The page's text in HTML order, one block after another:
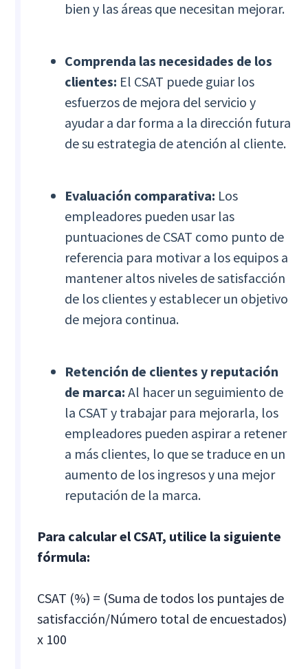
bien y las áreas que necesitan mejorar.
Comprenda las necesidades de los
clientes: El CSAT puede guiar los
esfuerzos de mejora del servicio y
ayudar a dar forma a la dirección futura
de su estrategia de atención al cliente.
Evaluación comparativa: Los
empleadores pueden usar las
puntuaciones de CSAT como punto de
referencia para motivar a los equipos a
mantener altos niveles de satisfacción
de los clientes y establecer un objetivo
de mejora continua.
Retención de clientes y reputación
de marca:Al hacer un seguimiento de
la CSAT y trabajar para mejorarla, los
empleadores pueden aspirar a retener
a más clientes, lo que se traduce en un
aumento de los ingresos y una mejor
reputación de la marca.
Para calcular el CSAT, utilice la siguiente
fórmula:
CSAT (%) = (Suma de todos los puntajes de
satisfacción/Número total de encuestados)
x 100